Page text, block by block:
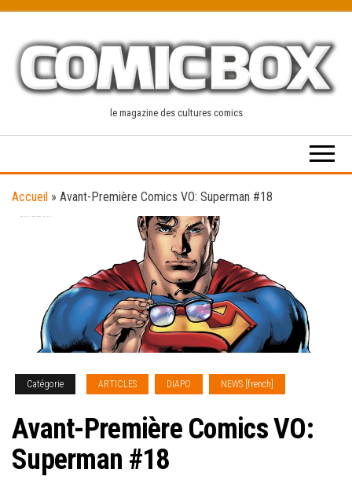
content
le magazine des cultures comics
Accueil » Avant-Première Comics VO: Superman #18
Catégorie ARTICLES DIAPO NEWS [french]
Avant-Première Comics VO:
Superman #18